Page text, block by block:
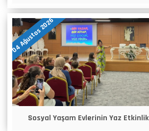
04 Ağustos 2026
Sosyal Yaşam Evlerinin Yaz